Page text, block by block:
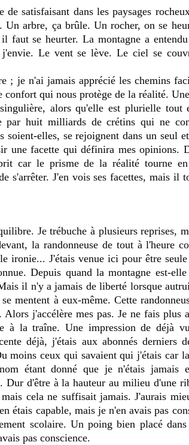
Un arbre, ça brûle. Un rocher, on se
faut se heurter. La montagne a
Le vent se lève. Le ciel se
; je n'ai jamais apprécié les chemins
qui nous protège de la réalité.
alors qu'elle est plurielle tout
huit milliards de crétins qui ne
soient-elles, se rejoignent dans un seul
une facette qui définira mes opinions.
car le prisme de la réalité tourne
s'arrêter. J'en vois ses facettes, mais il
la randonneuse de tout à l'heure
ironie... J'étais venue ici pour être
Depuis quand la montagne est-
il n'y a jamais de liberté lorsque
mentent à eux-même. Cette
j'accélère mes pas. Je ne fais plus
à la traîne. Une impression de déjà
déjà, j'étais aux abonnés derniers
moins ceux qui savaient qui j'étais car
étant donné que je n'étais jamais
Dur d'être à la hauteur au milieu d'une
cela ne suffisait jamais. J'aurais
étais capable, mais je n'en avais pas
scolaire. Un poing bien placé
pas conscience.